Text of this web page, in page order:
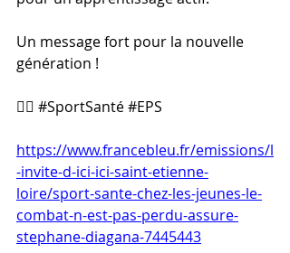
Un message fort pour la nouvelle
génération !
🏃‍♂️ #SportSanté#EPS
https://www.francebleu.fr/emissions/l
-invite-d-ici-ici-saint-etienne-
loire/sport-sante-chez-les-jeunes-le-
combat-n-est-pas-perdu-assure-
stephane-diagana-7445443